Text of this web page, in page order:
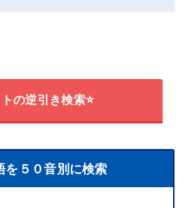
の逆引き検索⭐
を５０音別に検索